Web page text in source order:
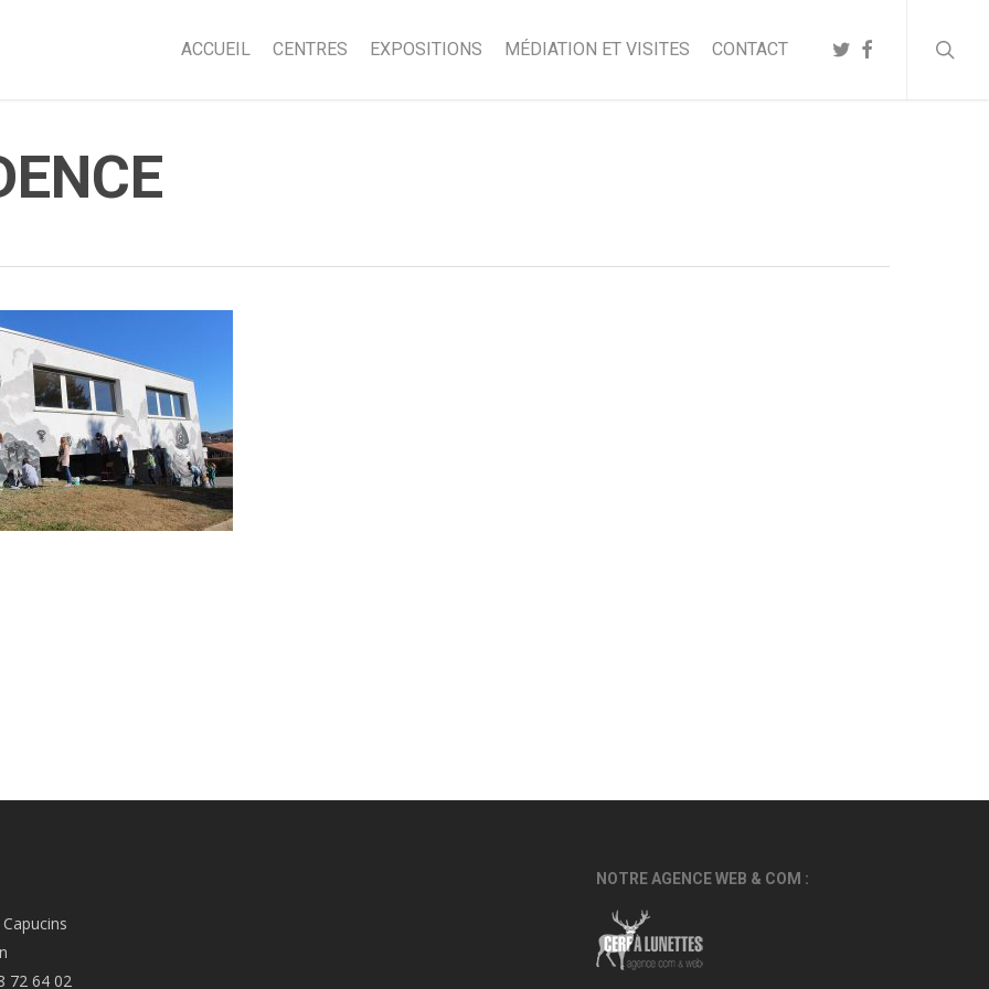
ACCUEIL CENTRES EXPOSITIONS MÉDIATION ET VISITES CONTACT TWITTER
FACEBOOK
72 64 02
NOTRE AGENCE WEB & COM :